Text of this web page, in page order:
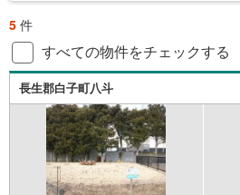
5 件
すべての物件をチェックする
長生郡白子町八斗